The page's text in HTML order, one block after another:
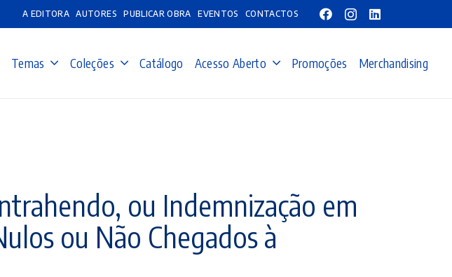
A EDITORA AUTORES PUBLICAR OBRA EVENTOS CONTACTOS
Temas Coleções Catálogo Acesso Aberto Promoções Merchandising
ou Indemnização em
ou Não Chegados à